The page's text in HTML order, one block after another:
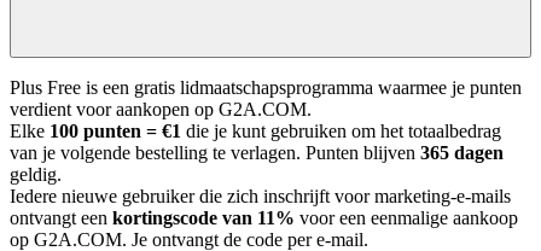
Plus Free is een gratis lidmaatschapsprogramma waarmee je punten
verdient voor aankopen op G2A.COM.
Elke 100 punten = €1 die je kunt gebruiken om het totaalbedrag
van je volgende bestelling te verlagen. Punten blijven 365 dagen
geldig.
Iedere nieuwe gebruiker die zich inschrijft voor marketing-e-mails
ontvangt een kortingscode van 11% voor een eenmalige aankoop
op G2A.COM. Je ontvangt de code per e-mail.